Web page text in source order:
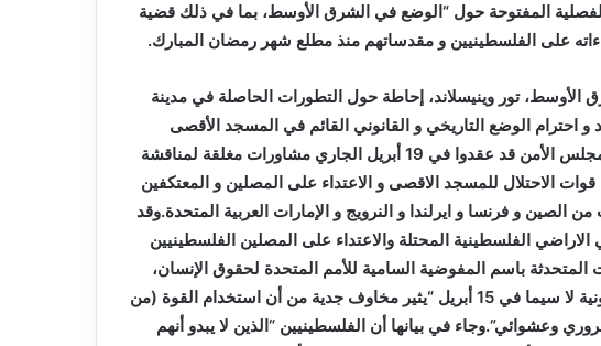
المفتوحة حول “الوضع في الشرق الأوسط، بما في ذلك قضية
على الفلسطينيين و مقدساتهم منذ مطلع شهر رمضان المبارك.
تور وينيسلاند، إحاطة حول التطورات الحاصلة في مدينة
احترام الوضع التاريخي و القانوني القائم في المسجد الأقصى
وكان أعضاء مجلس الأمن قد عقدوا في 19 أبريل الجاري مشاورات مغلقة لمناقشة
الاحتلال للمسجد الاقصى و الاعتداء على المصلين و المعتكفين
فجر الجمعة 15 أبريل، بطلب من الصين و فرنسا و ايرلندا و النرويج و الإمارات العربية المتحدة.وقد
الاراضي الفلسطينية المحتلة والاعتداء على المصلين الفلسطينيين
باسم المفوضية السامية للأمم المتحدة لحقوق الإنسان،
رافينا شامداساني، أن سلوك قوات الأمن الصهيونية لا سيما في 15 أبريل “يثير مخاوف جدية من أن استخدام القوة (من
وعشوائي”.وجاء في بيانها أن الفلسطينيين “الذين لا يبدو أنهم